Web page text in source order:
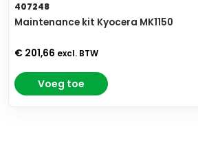
407248
Maintenance kit Kyocera MK1150
€ 201,66 excl. BTW
Voeg toe